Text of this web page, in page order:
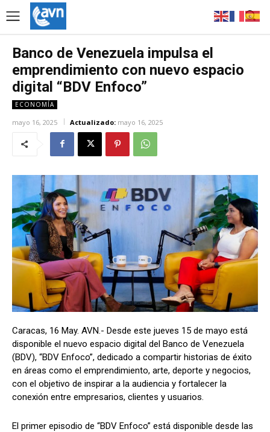
Banco de Venezuela impulsa el
emprendimiento con nuevo espacio
digital “BDV Enfoco”
ECONOMÍA
mayo 16, 2025 Actualizado: mayo 16, 2025
Caracas, 16 May. AVN.- Desde este jueves 15 de mayo está
disponible el nuevo espacio digital del Banco de Venezuela
(BDV), “BDV Enfoco”, dedicado a compartir historias de éxito
en áreas como el emprendimiento, arte, deporte y negocios,
con el objetivo de inspirar a la audiencia y fortalecer la
conexión entre empresarios, clientes y usuarios.
El primer episodio de “BDV Enfoco” está disponible desde las